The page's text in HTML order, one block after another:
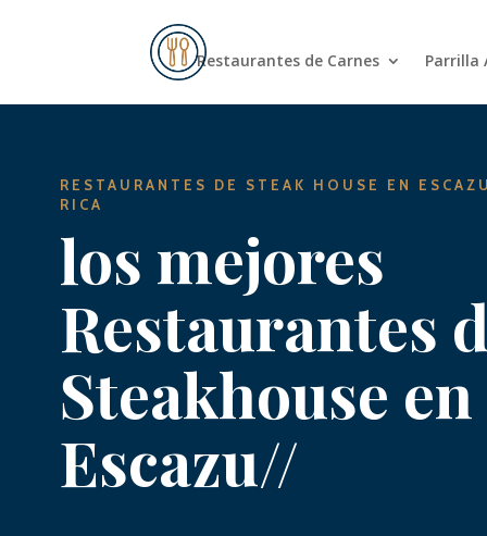
Restaurantes de Carnes Parrilla
RESTAURANTES DE STEAK HOUSE EN
RICA
los mejores
Restaurantes
Steakhouse en
Escazu//